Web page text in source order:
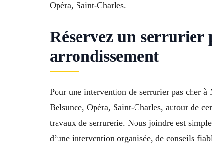
Opéra, Saint-Charles.
Réservez un serrurier
arrondissement
Pour une intervention de serrurier pas cher
Belsunce, Opéra, Saint-Charles, autour de
travaux de serrurerie. Nous joindre est
d’une intervention organisée, de conseils